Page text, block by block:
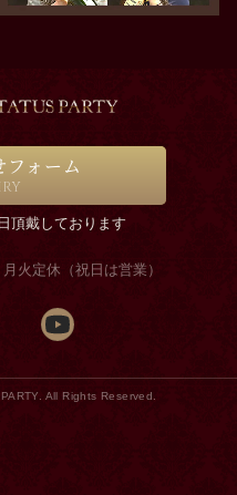
フォーム
頂戴しております
火定休（祝日は営業）
All Rights Reserved.